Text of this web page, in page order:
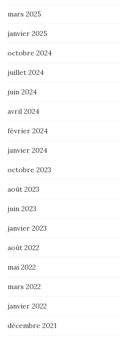
mars 2025
janvier 2025
octobre 2024
juillet 2024
juin 2024
avril 2024
février 2024
janvier 2024
octobre 2023
août 2023
juin 2023
janvier 2023
août 2022
mai 2022
mars 2022
janvier 2022
décembre 2021